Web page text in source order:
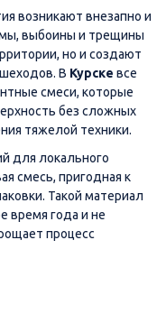
возникают внезапно и
выбоины и трещины
но и создают
В Курске все
смеси, которые
без сложных
тяжелой техники.
для локального
смесь, пригодная к
Такой материал
время года и не
процесс